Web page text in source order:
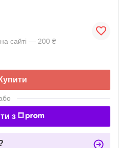
сайті — 200 ₴
Купити
з